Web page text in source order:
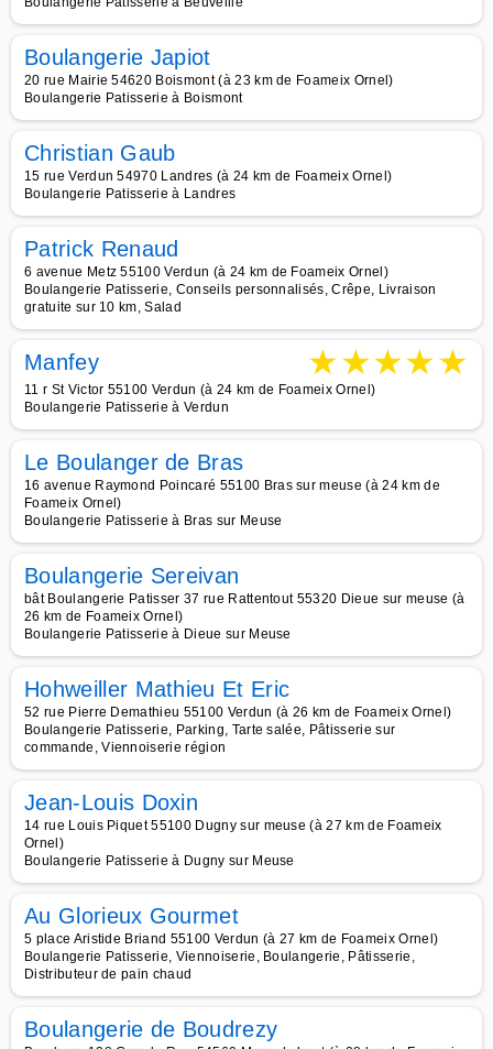
Boulangerie Japiot
20 rue Mairie 54620 Boismont (à 23 km de Foameix Ornel)
Boulangerie Patisserie à Boismont
Christian Gaub
15 rue Verdun 54970 Landres (à 24 km de Foameix Ornel)
Boulangerie Patisserie à Landres
Patrick Renaud
6 avenue Metz 55100 Verdun (à 24 km de Foameix Ornel)
Boulangerie Patisserie, Conseils personnalisés, Crêpe, Livraison
gratuite sur 10 km, Salad
Manfey ★★★★★
11 r St Victor 55100 Verdun (à 24 km de Foameix Ornel)
Boulangerie Patisserie à Verdun
Le Boulanger de Bras
16 avenue Raymond Poincaré 55100 Bras sur meuse (à 24 km de
Foameix Ornel)
Boulangerie Patisserie à Bras sur Meuse
Boulangerie Sereivan
bât Boulangerie Patisser 37 rue Rattentout 55320 Dieue sur meuse (à
26 km de Foameix Ornel)
Boulangerie Patisserie à Dieue sur Meuse
Hohweiller Mathieu Et Eric
52 rue Pierre Demathieu 55100 Verdun (à 26 km de Foameix Ornel)
Boulangerie Patisserie, Parking, Tarte salée, Pâtisserie sur
commande, Viennoiserie région
Jean-Louis Doxin
14 rue Louis Piquet 55100 Dugny sur meuse (à 27 km de Foameix
Ornel)
Boulangerie Patisserie à Dugny sur Meuse
Au Glorieux Gourmet
5 place Aristide Briand 55100 Verdun (à 27 km de Foameix Ornel)
Boulangerie Patisserie, Viennoiserie, Boulangerie, Pâtisserie,
Distributeur de pain chaud
Boulangerie de Boudrezy